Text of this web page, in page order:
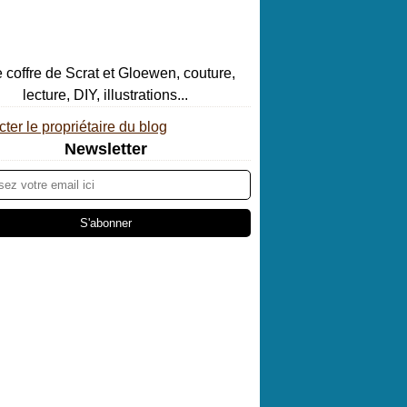
le propriétaire du blog
Newsletter